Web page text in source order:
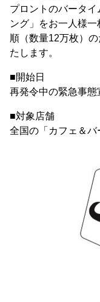
プロントのバータ
ング」をお一人様
順（数量12万枚）
たします。
■開始日
再発令中の緊急事
■対象店舗
全国の「カフェ＆